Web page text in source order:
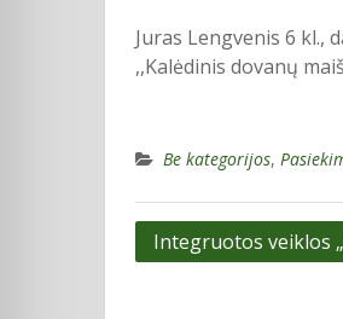
Juras Lengvenis 6 kl.,
,,Kalėdinis dovanų
Be kategorijos,
Navigacija
Integruotos veiklos